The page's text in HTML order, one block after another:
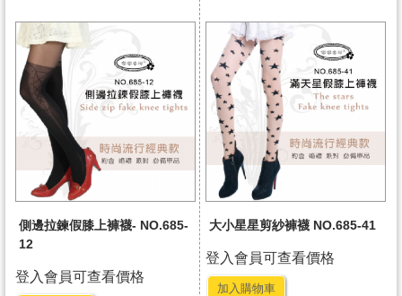
側邊拉鍊假膝上褲襪- NO.685-
12
登入會員可查看價格
大小星星剪紗褲襪 NO.685-41
登入會員可查看價格
加入購物車